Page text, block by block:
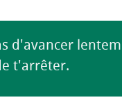
d'avancer
t'arrêter.